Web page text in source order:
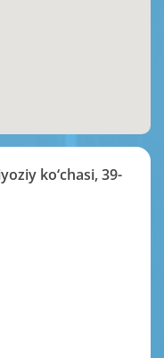
ko‘chasi, 39-